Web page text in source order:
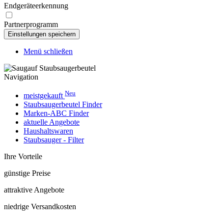
Endgeräteerkennung
Partnerprogramm
Menü schließen
Navigation
meistgekauft Neu
Staubsaugerbeutel Finder
Marken-ABC Finder
aktuelle Angebote
Haushaltswaren
Staubsauger - Filter
Ihre Vorteile
günstige Preise
attraktive Angebote
niedrige Versandkosten